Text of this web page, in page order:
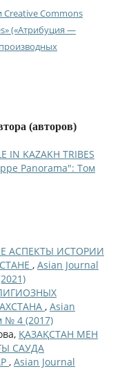
Creative Commons
(«Атрибуция —
(авторов)
IN KAZAKH TRIBES
Panorama": Том
АСПЕКТЫ ИСТОРИИ
, Asian Journal
, Asian
№ 4 (2017)
ҚАЗАҚСТАН МЕН
САУДА
, Asian Journal